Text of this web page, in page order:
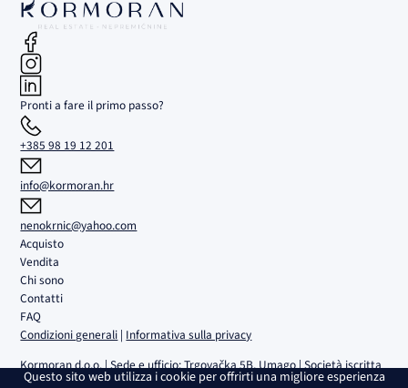
Pronti a fare il primo passo?
+385 98 19 12 201
info@kormoran.hr
nenokrnic@yahoo.com
Acquisto
Vendita
Chi sono
Contatti
FAQ
Condizioni generali | Informativa sulla privacy
Kormoran d.o.o. | Sede e ufficio: Trgovačka 5B, Umago | Società iscritta
al Registro delle Imprese del Tribunale commerciale di Fiume n. MBS
Questo sito web utilizza i cookie per offrirti una migliore esperienza